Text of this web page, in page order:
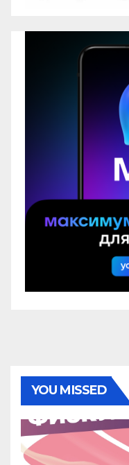
YOU MISSED